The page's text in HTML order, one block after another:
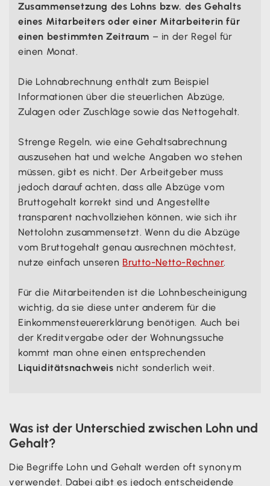
Zusammensetzung des Lohns bzw. des Gehalts
eines Mitarbeiters oder einer Mitarbeiterin für
einen bestimmten Zeitraum – in der Regel für
einen Monat.
Die Lohnabrechnung enthält zum Beispiel
Informationen über die steuerlichen Abzüge,
Zulagen oder Zuschläge sowie das Nettogehalt.
Strenge Regeln, wie eine Gehaltsabrechnung
auszusehen hat und welche Angaben wo stehen
müssen, gibt es nicht. Der Arbeitgeber muss
jedoch darauf achten, dass alle Abzüge vom
Bruttogehalt korrekt sind und Angestellte
transparent nachvollziehen können, wie sich ihr
Nettolohn zusammensetzt. Wenn du die Abzüge
vom Bruttogehalt genau ausrechnen möchtest,
nutze einfach unseren Brutto-Netto-Rechner.
Für die Mitarbeitenden ist die Lohnbescheinigung
wichtig, da sie diese unter anderem für die
Einkommensteuererklärung benötigen. Auch bei
der Kreditvergabe oder der Wohnungssuche
kommt man ohne einen entsprechenden
Liquiditätsnachweis nicht sonderlich weit.
Was ist der Unterschied zwischen Lohn und
Gehalt?
Die Begriffe Lohn und Gehalt werden oft synonym
verwendet. Dabei gibt es jedoch entscheidende